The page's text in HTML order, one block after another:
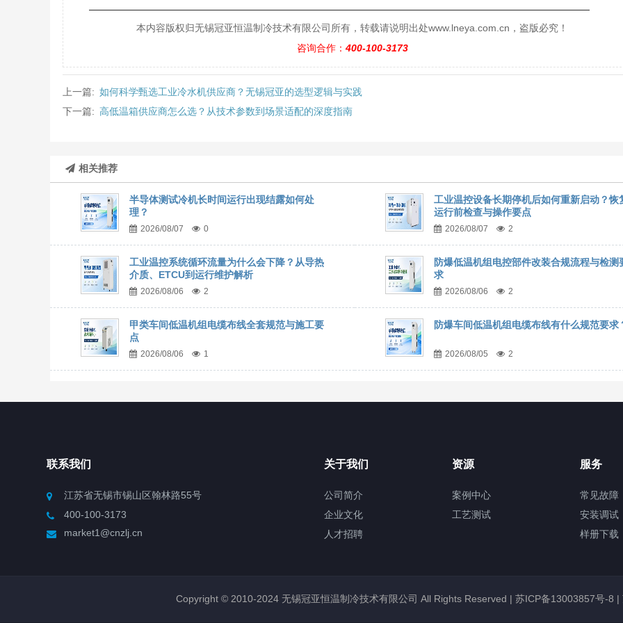
—————————————————————————————————————————————
本内容版权归无锡冠亚恒温制冷技术有限公司所有，转载请说明出处www.lneya.com.cn，盗版必究！
咨询合作： 400-100-3173
上一篇: 如何科学甄选工业冷水机供应商？无锡冠亚的选型逻辑与实践
下一篇: 高低温箱供应商怎么选？从技术参数到场景适配的深度指南
相关推荐
半导体测试冷机长时间运行出现结露如何处
理？
2026/08/07 0
工业温控设备长期停机后如何重新启动？恢
运行前检查与操作要点
2026/08/07 2
工业温控系统循环流量为什么会下降？从导热
介质、ETCU到运行维护解析
2026/08/06 2
防爆低温机组电控部件改装合规流程与检测
求
2026/08/06 2
甲类车间低温机组电缆布线全套规范与施工要
点
2026/08/06 1
防爆车间低温机组电缆布线有什么规范要求
2026/08/05 2
联系我们
江苏省无锡市锡山区翰林路55号
400-100-3173
market1@cnzlj.cn
关于我们
公司简介
企业文化
人才招聘
资源
案例中心
工艺测试
服务
常见故障
安装调试
样册下载
Copyright © 2010-2024 无锡冠亚恒温制冷技术有限公司 All Rights Reserved | 苏ICP备13003857号-8 |